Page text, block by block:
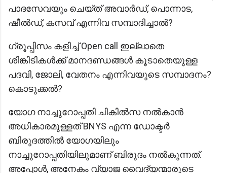
പാദസേവയും ചെയ്ത് അവാർഡ്, പൊന്നാട,
ഷീൽഡ്, കസവ് എന്നിവ സമ്പാദിച്ചാൽ?
ഗ്രൂപ്പിസം കളിച്ച് Open call ഇല്ലാതെ
ശിങ്കിടികൾക്ക് മാനദണ്ഡങ്ങൾ കൂടാതെയുള്ള
പദവി, ജോലി, വേതനം എന്നിവയുടെ സമ്പാദനം?
കൊടുക്കൽ?
യോഗ നാച്ചുറോപ്പതി ചികിൽസ നൽകാൻ
അധികാരമുള്ളത് BNYS എന്ന ഡോക്ടർ
ബിരുദത്തിൽ യോഗയിലും
നാച്ചുറോപ്പതിയിലുമാണ് ബിരുദം നൽകുന്നത്.
അപ്പോൾ, അനേകം വ്യാജ വൈദ്യന്മാരുടെ